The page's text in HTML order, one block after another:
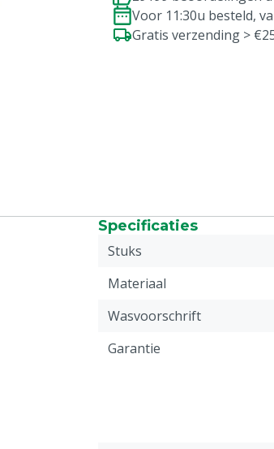
Voor 11:30u besteld,
Gratis verzending >
Specificaties
Stuks
Materiaal
Wasvoorschrift
Garantie